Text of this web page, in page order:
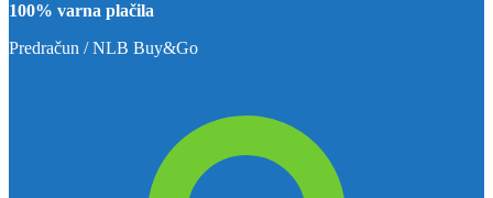
100% varna plačila
Predračun / NLB Buy&Go